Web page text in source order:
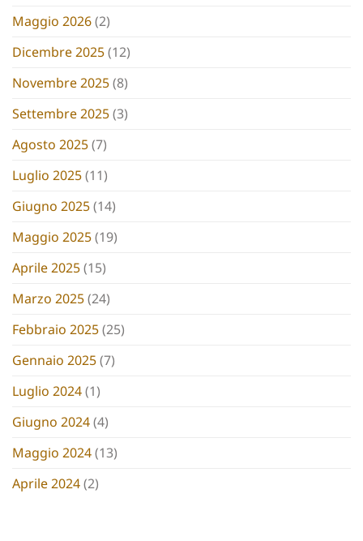
Maggio 2026(2)
Dicembre 2025(12)
Novembre 2025(8)
Settembre 2025(3)
Agosto 2025(7)
Luglio 2025(11)
Giugno 2025(14)
Maggio 2025(19)
Aprile 2025(15)
Marzo 2025(24)
Febbraio 2025(25)
Gennaio 2025(7)
Luglio 2024(1)
Giugno 2024(4)
Maggio 2024(13)
Aprile 2024(2)